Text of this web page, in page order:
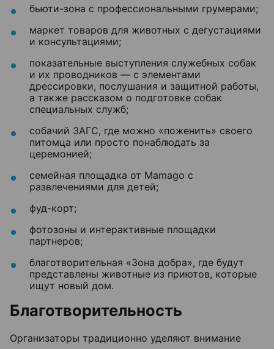
бьюти-зона с профессиональными грумерами;
маркет товаров для животных с дегустациями
и консультациями;
показательные выступления служебных собак
и их проводников — с элементами
дрессировки, послушания и защитной работы,
а также рассказом о подготовке собак
специальных служб;
собачий ЗАГС, где можно «поженить» своего
питомца или просто понаблюдать за
церемонией;
семейная площадка от Mamago с
развлечениями для детей;
фуд-корт;
фотозоны и интерактивные площадки
партнеров;
благотворительная «Зона добра», где будут
представлены животные из приютов, которые
ищут новый дом.
Благотворительность
Организаторы традиционно уделяют внимание